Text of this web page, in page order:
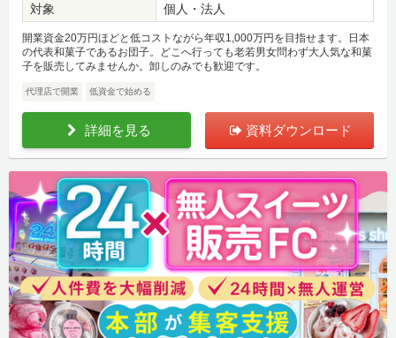
対象 個人・法人
開業資金20万円ほどと低コストながら年収1,000万円を目指せます。日本
の代表和菓子であるお団子。どこへ行っても老若男女問わず大人気な和菓
子を販売してみませんか。卸しのみでも歓迎です。
代理店で開業 低資金で始める
詳細を見る 資料ダウンロード